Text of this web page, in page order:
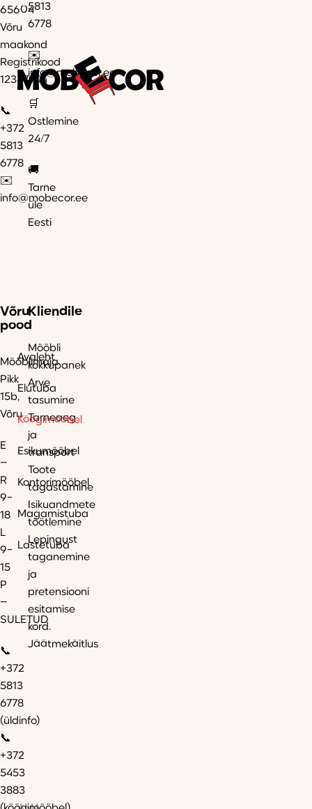
65604
Võru
maakond
Registrikood
12347944
📞
+372
5813
6778
✉️
info@mobecor.ee
5813
6778
✉️
info@mobecor.ee
🛒
Ostlemine
24/7
🚚
Tarne
üle
Eesti
Võru
pood
Mööblimaja
Pikk
15b,
Võru
E
–
R
9-
18
L
9-
15
P
–
SULETUD
📞
+372
5813
6778
(üldinfo)
📞
+372
5453
3883
Kliendile
Mööbli
kokkupanek
Arve
tasumine
Tarneaeg
ja
transport
Toote
tagastamine
Isikuandmete
töötlemine
Lepingust
taganemine
ja
pretensiooni
esitamise
kord.
Jäätmekäitlus
Avaleht
Elutuba
Köögimööbel
Esikumööbel
Kontorimööbel
Magamistuba
Lastetuba